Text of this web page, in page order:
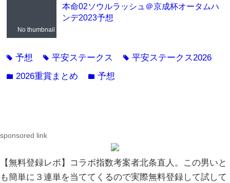
No thumbnail
本命02ソウルラッシュ＠京成杯オータムハ
ンデ2023予想
tag予想 tag平安ステークス tag平安ステークス2026
folder 2026重賞まとめ folder予想
sponsored link
【無料登録レポ】コラボ指数考案者北条直人。この男いと
も簡単に３連単を当ててくるので実際無料登録して試して